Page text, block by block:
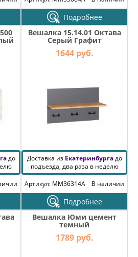
Подробнее
до
Вешалка 15.14.01 Октава
Серый Графит
1644 руб.
Доставка из Екатеринбургадо
подъезда, два раза в неделю
Артикул: MM36314A
В наличии
Подробнее
Вешалка Юми цемент
темный
1789 руб.